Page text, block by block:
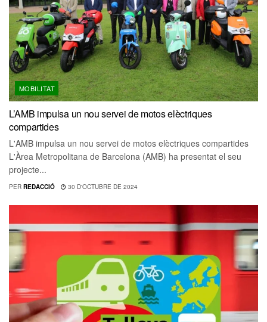
MOBILITAT
L’AMB impulsa un nou servei de motos elèctriques
compartides
L'AMB impulsa un nou servei de motos elèctriques compartides
L'Àrea Metropolitana de Barcelona (AMB) ha presentat el seu
projecte...
PER REDACCIÓ 30 D'OCTUBRE DE 2024